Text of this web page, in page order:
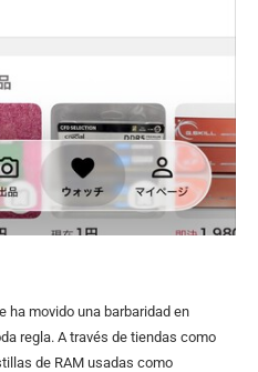
ha movido una barbaridad en
regla. A través de tiendas como
de RAM usadas como